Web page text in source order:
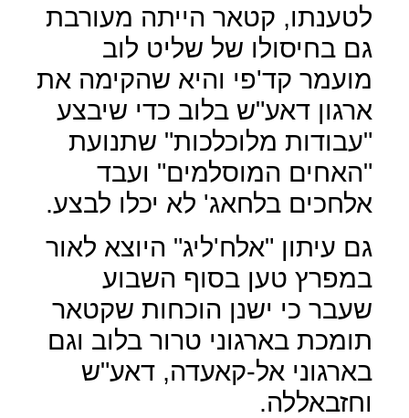
לטענתו, קטאר הייתה מעורבת
גם בחיסולו של שליט לוב
מועמר קד'פי והיא שהקימה את
ארגון דאע"ש בלוב כדי שיבצע
"עבודות מלוכלכות" שתנועת
"האחים המוסלמים" ועבד
אלחכים בלחאג' לא יכלו לבצע.
גם עיתון "אלח'ליג" היוצא לאור
במפרץ טען בסוף השבוע
שעבר כי ישנן הוכחות שקטאר
תומכת בארגוני טרור בלוב וגם
בארגוני אל-קאעדה, דאע"ש
וחזבאללה.